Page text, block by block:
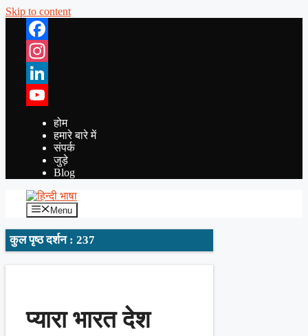
Skip to content
Facebook
Instagram
LinkedIn
YouTube
होम
हमारे बारे में
संपर्क
जुड़े
Blog
Menu
कुल पृष्ठ दर्शन : 237
प्यारा भारत देश